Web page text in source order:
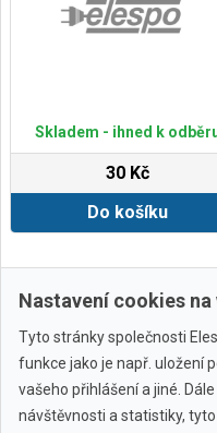
Skladem - ihned k
30 Kč
Do košíku
Nastavení cookies na
Tyto stránky společnosti
funkce jako je např. uložení
vašeho přihlášení a jiné.
návštěvnosti a statistiky,